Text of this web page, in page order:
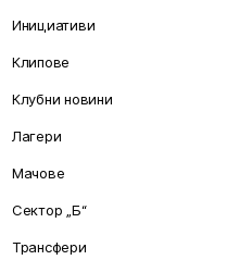
Инициативи
Клипове
Клубни новини
Лагери
Мачове
Сектор „Б“
Трансфери